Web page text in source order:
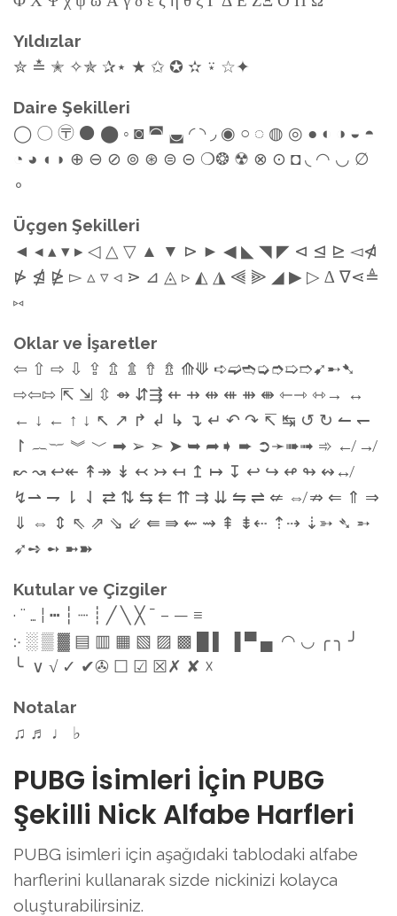
Yıldızlar
✮ ≛ ✭ ✧✯ ✰⋆ ★ ✩ ✪ ✫ ⍣ ☆✦
Daire Şekilleri
◯ 〇 〶 ⚫ ⬤ ◦ ◙ ◚ ◛ ◜ ◝ ◞ ◉ ○ ◌ ◍ ◎ ● ◐ ◑ ◒ ◓
◔ ◕ ◖ ◗ ⊕ ⊖ ⊘ ⊚ ⊛ ⊜ ⊝ ❍❂ ☢ ⊗ ⊙ ◘ ◟ ◠ ◡ ∅
∘
Üçgen Şekilleri
◄ ◂ ▴ ▾ ▸ ◁ △ ▽ ▲ ▼ ⊳ ► ◀ ◣ ◥ ◤ ⊲ ⊴ ⊵ ◅⋪
⋫ ⋬ ⋭ ▻ ▵ ▿ ◃ ⋗ ⊿ ◬ ▹ ◭ ◮ ⫷ ⫸ ◢ ▶ ▷ ∆ ∇⋖≜
⑅
Oklar ve İşaretler
⇦ ⇧ ⇨ ⇩ ⇪ ⇬ ⇭ ⇮ ⇯ ⟰⟱ ➪➫➬➭➮➯➱➹➸➷
⇨⇦⇰ ⇱ ⇲ ⇳ ⇴ ⇵⇶ ⇷ ⇸ ⇹ ⇺ ⇻ ⇼ ⇽⇾ ⇿→ ↔
← ↓ ← ↑ ↓ ↖ ↗ ↱ ↲ ↳ ↴ ↵ ↶ ↷ ↸ ↹ ↺ ↻ ↼ ↽
↾ ︷︸ ︾ ﹀ ➡ ➢ ➣ ➤ ➥ ➦➧ ➨ ➲➛➠➟ ➾ ↚ ↛
↜ ↝ ↩↞ ↟↠ ↡ ↢ ↣ ↤ ↥ ↦ ↧ ↩ ↪ ↫ ↬ ↭↮
↯⇀ ⇁ ⇂ ⇃ ⇄ ⇅ ⇆ ⇇ ⇈ ⇉ ⇊ ⇋ ⇌ ⇍ ⇎ ⇏ ⇐ ⇑ ⇒
⇓ ⇔ ⇕ ⇖ ⇗ ⇘ ⇙ ⇚ ⇛ ⇜ ⇝ ⇞ ⇟⇠ ⇡⇢ ⇣➳ ➴ ➵
➶➺ ➻ ➼➽
Kutular ve Çizgiler
· ¨ … ¦ ┅ ┆ ┈ ┊ ╱ ╲ ╳ ¯ – — ≡
჻ ░ ▒ ▓ ▤ ▥ ▦ ▧ ▨ ▩ █ ▌ ▐ ▀ ▄ ◠ ◡ ╭ ╮ ╯
╰ ∨ √ ✓ ✔✇ ☐ ☑ ☒✗ ✘ ☓
Notalar
♫ ♬ ♩ ♭
PUBG İsimleri İçin PUBG
Şekilli Nick Alfabe Harfleri
PUBG isimleri için aşağıdaki tablodaki alfabe
harflerini kullanarak sizde nickinizi kolayca
oluşturabilirsiniz.